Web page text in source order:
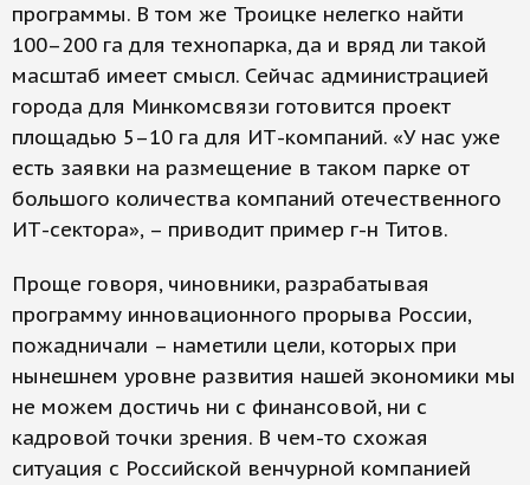
программы. В том же Троицке нелегко найти
100–200 га для технопарка, да и вряд ли такой
масштаб имеет смысл. Сейчас администрацией
города для Минкомсвязи готовится проект
площадью 5–10 га для ИТ-компаний. «У нас уже
есть заявки на размещение в таком парке от
большого количества компаний отечественного
ИТ-сектора», – приводит пример г-н Титов.
Проще говоря, чиновники, разрабатывая
программу инновационного прорыва России,
пожадничали – наметили цели, которых при
нынешнем уровне развития нашей экономики мы
не можем достичь ни с финансовой, ни с
кадровой точки зрения. В чем-то схожая
ситуация с Российской венчурной компанией